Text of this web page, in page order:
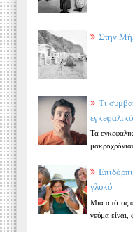
Στην
Τι
εγκεφαλικό
Τα
γλυκό
Μια από τις
γεύμα είναι,